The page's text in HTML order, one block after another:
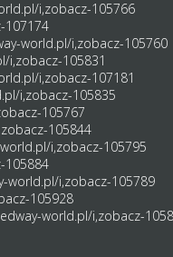
i,zobacz-105766
107174
world.pl/i,zobacz-105760
i,zobacz-105831
i,zobacz-107181
i,zobacz-105835
105767
105844
i,zobacz-105795
105884
world.pl/i,zobacz-105789
105928
world.pl/i,zobacz-